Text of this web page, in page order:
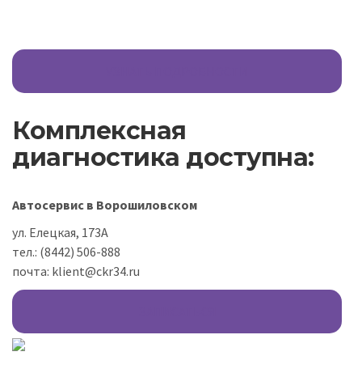
Комплексная
диагностика доступна:
Автосервис в Ворошиловском
ул. Елецкая, 173А
тел.: (8442) 506-888
почта: klient@ckr34.ru